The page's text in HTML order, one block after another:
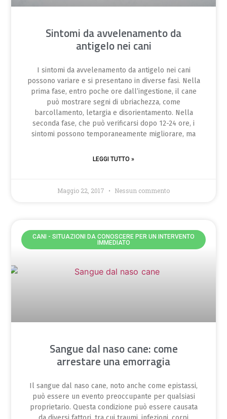
Sintomi da avvelenamento da
antigelo nei cani
I sintomi da avvelenamento da antigelo nei cani
possono variare e si presentano in diverse fasi. Nella
prima fase, entro poche ore dall’ingestione, il cane
può mostrare segni di ubriachezza, come
barcollamento, letargia e disorientamento. Nella
seconda fase, che può verificarsi dopo 12-24 ore, i
sintomi possono temporaneamente migliorare, ma
LEGGI TUTTO »
Maggio 22, 2017 Nessun commento
CANI - SITUAZIONI DA CONOSCERE PER UN INTERVENTO
IMMEDIATO
Sangue dal naso cane: come
arrestare una emorragia
Il sangue dal naso cane, noto anche come epistassi,
può essere un evento preoccupante per qualsiasi
proprietario. Questa condizione può essere causata